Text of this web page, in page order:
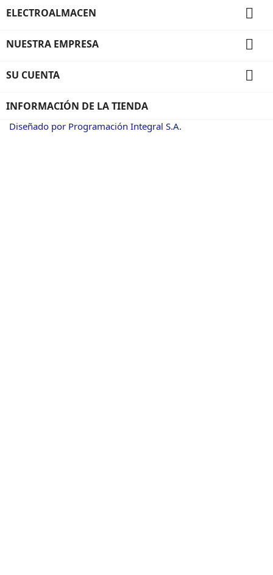
ELECTROALMACEN 
NUESTRA EMPRESA 
SU CUENTA 
INFORMACIÓN DE LA TIENDA
Diseñado por Programación Integral S.A.